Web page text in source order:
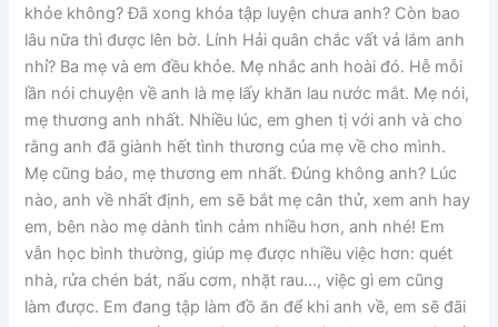
khỏe không? Đã xong khóa tập luyện chưa anh? Còn bao
lâu nữa thì được lên bờ. Lính Hải quân chắc vất vả lắm anh
nhỉ? Ba mẹ và em đều khỏe. Mẹ nhắc anh hoài đó. Hễ mỗi
lần nói chuyện về anh là mẹ lấy khăn lau nước mắt. Mẹ nói,
mẹ thương anh nhất. Nhiều lúc, em ghen tị với anh và cho
rằng anh đã giành hết tình thương của mẹ về cho mình.
Mẹ cũng bảo, mẹ thương em nhất. Đúng không anh? Lúc
nào, anh về nhất định, em sẽ bắt mẹ cân thử, xem anh hay
em, bên nào mẹ dành tình cảm nhiều hơn, anh nhé! Em
vẫn học bình thường, giúp mẹ được nhiều việc hơn: quét
nhà, rửa chén bát, nấu cơm, nhặt rau…, việc gì em cũng
làm được. Em đang tập làm đồ ăn để khi anh về, em sẽ đãi